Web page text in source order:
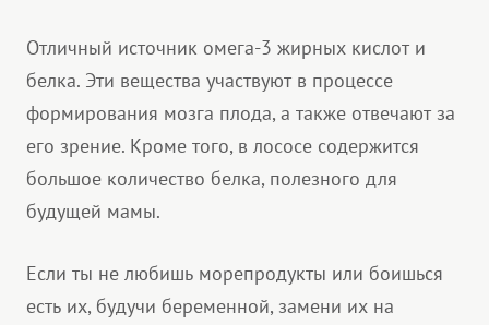
Отличный источник омега-3 жирных кислот и
белка. Эти вещества участвуют в процессе
формирования мозга плода, а также отвечают за
его зрение. Кроме того, в лососе содержится
большое количество белка, полезного для
будущей мамы.
Если ты не любишь морепродукты или боишься
есть их, будучи беременной, замени их на